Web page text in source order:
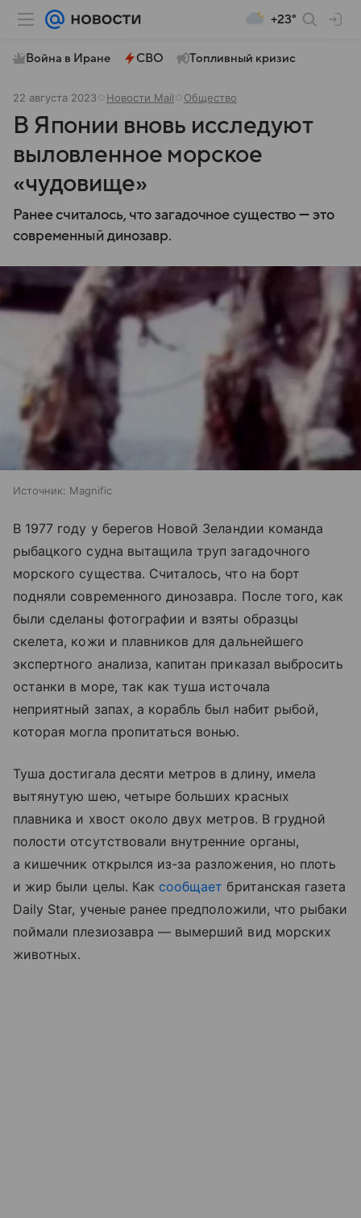
+23°
Война в Иране СВО Топливный кризис
22 августа 2023 Новости Mail Общество
В Японии вновь исследуют
выловленное морское
«чудовище»
Ранее считалось, что загадочное существо — это
современный динозавр.
Источник: Magnific
В 1977 году у берегов Новой Зеландии команда
рыбацкого судна вытащила труп загадочного
морского существа. Считалось, что на борт
подняли современного динозавра. После того, как
были сделаны фотографии и взяты образцы
скелета, кожи и плавников для дальнейшего
экспертного анализа, капитан приказал выбросить
останки в море, так как туша источала
неприятный запах, а корабль был набит рыбой,
которая могла пропитаться вонью.
Туша достигала десяти метров в длину, имела
вытянутую шею, четыре больших красных
плавника и хвост около двух метров. В грудной
полости отсутствовали внутренние органы,
а кишечник открылся из-за разложения, но плоть
и жир были целы. Как сообщает британская газета
Daily Star, ученые ранее предположили, что рыбаки
поймали плезиозавра — вымерший вид морских
животных.